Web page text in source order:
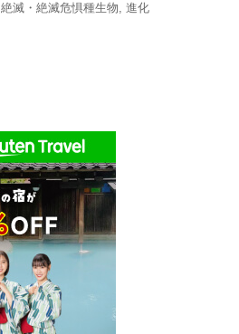
絶滅・絶滅危惧種生物, 進化